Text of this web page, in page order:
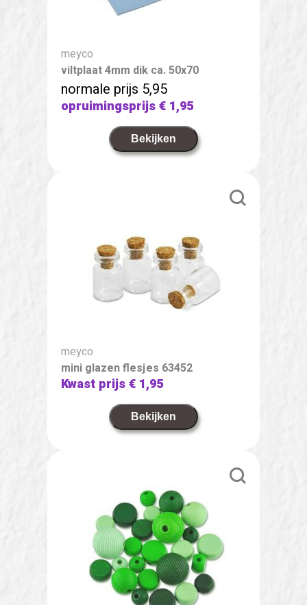
meyco
viltplaat 4mm dik ca. 50x70
normale prijs 5,95
opruimingsprijs€ 1,95
Bekijken
meyco
mini glazen flesjes 63452
Kwast prijs€ 1,95
Bekijken